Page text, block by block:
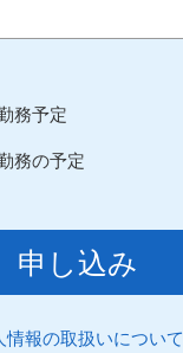
務予定
務の予定
申し込み
情報の取扱いについて